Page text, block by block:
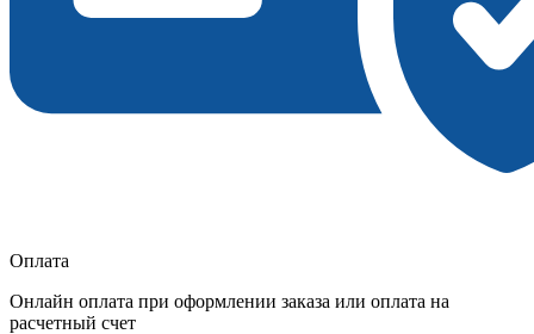
Оплата
Онлайн оплата при оформлении заказа или оплата на
расчетный счет